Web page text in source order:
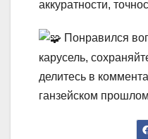
аккуратности,
Понравился
карусель,
делитесь в
ганзейском